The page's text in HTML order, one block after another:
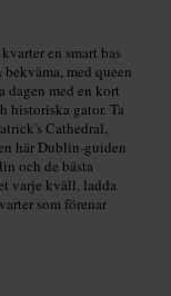
en smart bas
med queen
dagen med en kort
historiska gator. Ta
Cathedral,
här Dublin-guiden
och de bästa
varje kväll, ladda
som förenar